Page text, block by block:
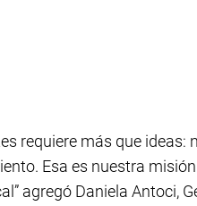
requiere más que ideas:
Esa es nuestra
agregó Daniela Antoci,